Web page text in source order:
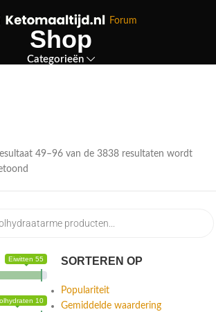
Forum
Shop
Categorieën
49–96 van de 3838 resultaten wordt
Eiwitten 55
10
SORTEREN OP
Populariteit
Gemiddelde waardering